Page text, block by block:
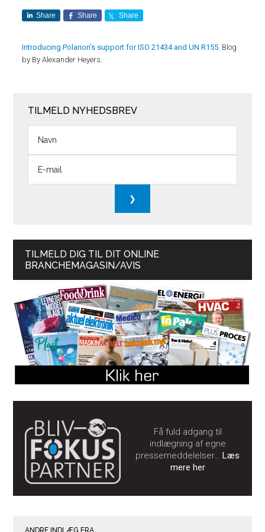
Share Share Share
Introducing Polarion’s support for ISO 21434 and UN R155. Blog
by By Alexander Heyers.
TILMELD NYHEDSBREV
TILMELD DIG TIL DIT ONLINE
BRANCHEMAGASIN/AVIS
Få fuld adgang til
indlægning af egne
pressemeddelelser…Læs
mere her
ANDRE INDLÆG FRA